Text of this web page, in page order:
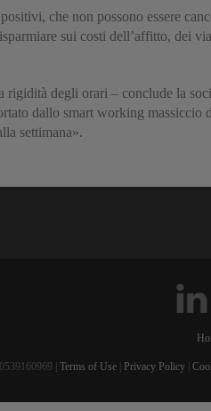
che non possono essere
sui costi dell’affitto, dei
degli orari – conclude la
dallo smart working
settimana».
| Terms of Use Privacy Policy